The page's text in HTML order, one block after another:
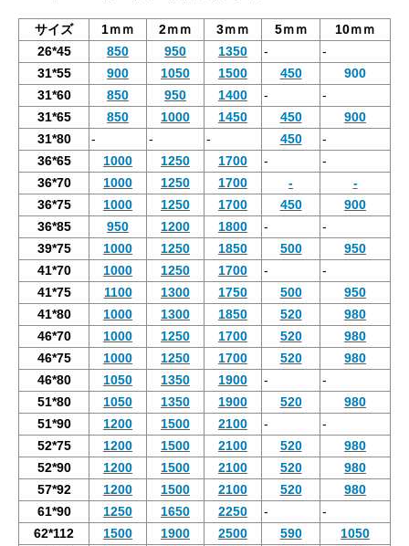
サイズ 1ｍｍ 2ｍｍ 3ｍｍ 5ｍｍ
10ｍｍ
26*45
850 950 1350 -
-
31*55
900 1050 1500 450
900
31*60
850 950 1400 -
-
31*65
850 1000 1450 450
900
31*80
- - - 450
-
36*65
1000 1250 1700 -
-
36*70
1000 1250 1700 -
-
36*75
1000 1250 1700 450
900
36*85
950 1200 1800 -
-
39*75
1000 1250 1850 500
950
41*70
1000 1250 1700 -
-
41*75
1100 1300 1750 500
950
41*80
1000 1300 1850 520
980
46*70
1000 1250 1700 520
980
46*75
1000 1250 1700 520
980
46*80
1050 1350 1900 -
-
51*80
1050 1350 1900 520
980
51*90
1200 1500 2100 -
-
52*75
1200 1500 2100 520
980
52*90
1200 1500 2100 520
980
57*92
1200 1500 2100 520
980
61*90
1250 1650 2250 -
-
62*112
1500 1900 2500 590
1050